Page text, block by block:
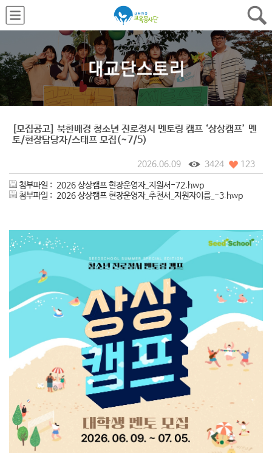
[모집공고] 북한배경 청소년 진로정서 멘토링 캠프 ‘상상캠프’ 멘
토/현장담당자/스태프 모집(~7/5)
2026.06.09 3424 123
첨부파일 : 2026 상상캠프 현장운영자_지원서-72.hwp
첨부파일 : 2026 상상캠프 현장운영자_추천서_지원자이름_-3.hwp